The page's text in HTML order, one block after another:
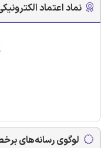
نماد اعتماد
لوگوی رسانه‌های